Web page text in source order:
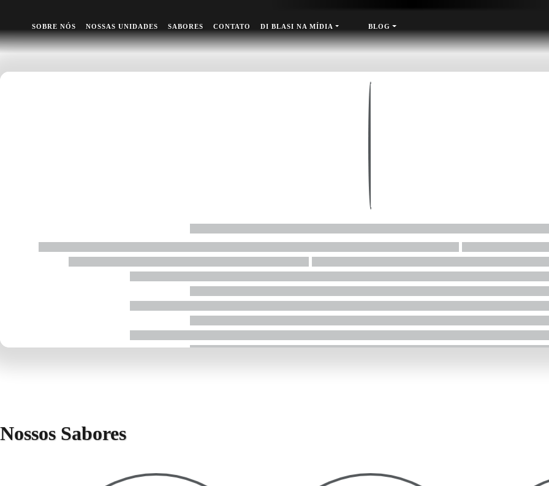
Previous Next
SOBRE NÓS NOSSAS UNIDADES SABORES CONTATO DI BLASI NA MÍDIA BLOG
Nossos Sabores